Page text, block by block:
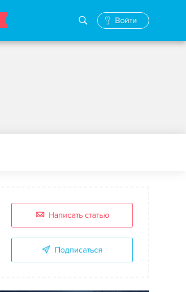
Войти
Написать статью
Подписаться